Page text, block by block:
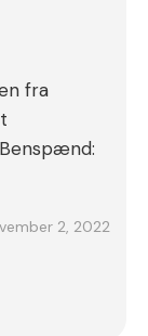
fra
2, 2022